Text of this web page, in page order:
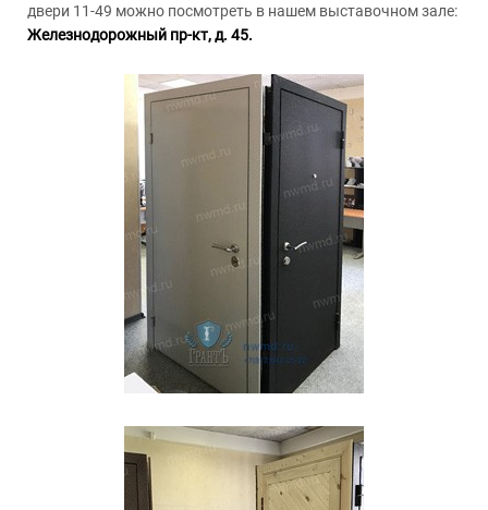
двери 11-49 можно посмотреть в нашем выставочном зале:
Железнодорожный пр-кт, д. 45.